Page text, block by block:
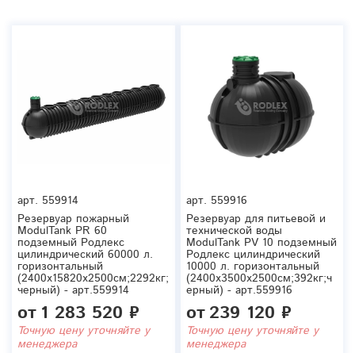
арт. 559914
Резервуар пожарный
ModulTank PR 60
подземный Родлекс
цилиндрический 60000 л.
горизонтальный
(2400x15820x2500см;2292кг;
черный) - арт.559914
от 1 283 520 ₽
Точную цену уточняйте у
менеджера
арт. 559916
Резервуар для питьевой и
технической воды
ModulTank PV 10 подземный
Родлекс цилиндрический
10000 л. горизонтальный
(2400x3500x2500см;392кг;ч
ерный) - арт.559916
от239 120 ₽
Точную цену уточняйте у
менеджера